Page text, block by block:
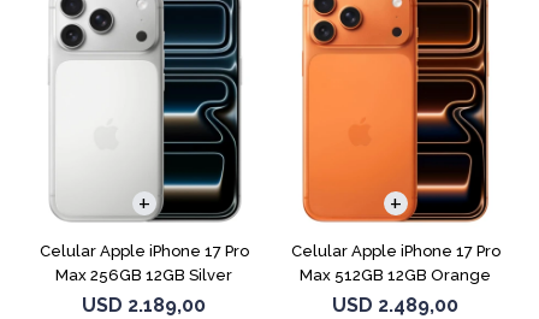
Celular Apple iPhone 17 Pro
Max 256GB 12GB Silver
USD 2.189,00
Celular Apple iPhone 17 Pro
Max 512GB 12GB Orange
USD 2.489,00